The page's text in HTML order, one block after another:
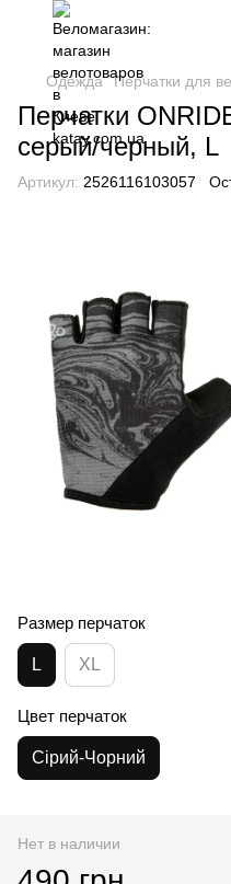
Одежда Перчатки для
Перчатки
серый/черный, L
Артикул: 2526116103057
Размер перчаток
L XL
Цвет перчаток
Сірий-Чорний
Нет в наличии